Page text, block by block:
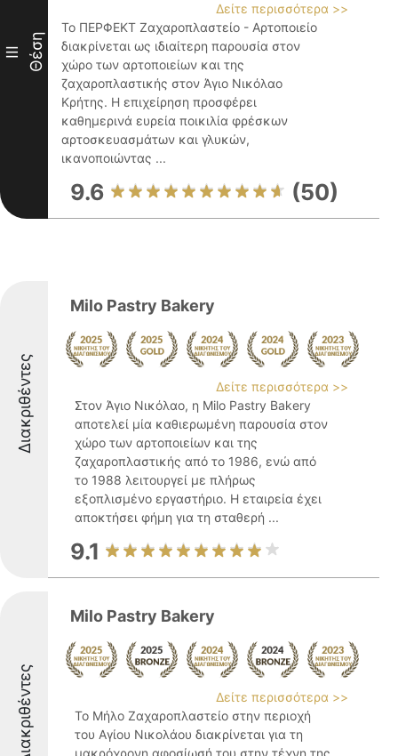
III Θέση
Δείτε περισσότερα >>
Το ΠΕΡΦΕΚΤ Ζαχαροπλαστείο - Αρτοποιείο
διακρίνεται ως ιδιαίτερη παρουσία στον
χώρο των αρτοποιείων και της
ζαχαροπλαστικής στον Άγιο Νικόλαο
Κρήτης. Η επιχείρηση προσφέρει
καθημερινά ευρεία ποικιλία φρέσκων
αρτοσκευασμάτων και γλυκών,
ικανοποιώντας ...
9.6 (50)
Διακριθέντες
Milo Pastry Bakery
Δείτε περισσότερα >>
Στον Άγιο Νικόλαο, η Milo Pastry Bakery
αποτελεί μία καθιερωμένη παρουσία στον
χώρο των αρτοποιείων και της
ζαχαροπλαστικής από το 1986, ενώ από
το 1988 λειτουργεί με πλήρως
εξοπλισμένο εργαστήριο. Η εταιρεία έχει
αποκτήσει φήμη για τη σταθερή ...
9.1
Διακριθέντες
Milo Pastry Bakery
Δείτε περισσότερα >>
Το Μήλο Ζαχαροπλαστείο στην περιοχή
του Αγίου Νικολάου διακρίνεται για τη
μακρόχρονη αφοσίωσή του στην τέχνη της